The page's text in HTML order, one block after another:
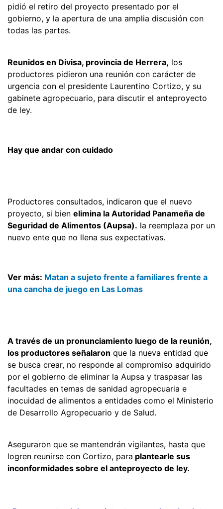
pidió el retiro del proyecto presentado por el
gobierno, y la apertura de una amplia discusión con
todas las partes.
Reunidos en Divisa, provincia de Herrera, los
productores pidieron una reunión con carácter de
urgencia con el presidente Laurentino Cortizo, y su
gabinete agropecuario, para discutir el anteproyecto
de ley.
Hay que andar con cuidado
Productores consultados, indicaron que el nuevo
proyecto, si bien elimina la Autoridad Panameña de
Seguridad de Alimentos (Aupsa). la reemplaza por un
nuevo ente que no llena sus expectativas.
Ver más: Matan a sujeto frente a familiares frente a
una cancha de juego en Las Lomas
A través de un pronunciamiento luego de la reunión,
los productores señalaron que la nueva entidad que
se busca crear, no responde al compromiso adquirido
por el gobierno de eliminar la Aupsa y traspasar las
facultades en temas de sanidad agropecuaria e
inocuidad de alimentos a entidades como el Ministerio
de Desarrollo Agropecuario y de Salud.
Aseguraron que se mantendrán vigilantes, hasta que
logren reunirse con Cortizo, para plantearle sus
inconformidades sobre el anteproyecto de ley.